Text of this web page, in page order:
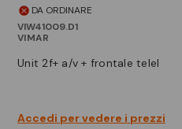
DA ORDINARE
VIW41009.D1
VIMAR
unit 2f+ a/v + frontale telel
Accedi per vedere i prezzi